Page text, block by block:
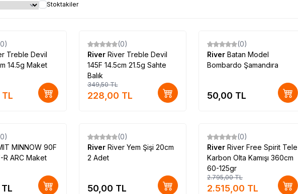
Stoktakiler
Treble Devil
14.5g Maket
TL
%35
(0)
River River Treble Devil
145F 14.5cm 21.5g Sahte
Balık
349,50TL
228,00 TL
(0)
River Batan Model
Bombardo Şamandıra
50,00 TL
MINNOW 90F
R ARC Maket
TL
(0)
River River Yem Şişi 20cm
2 Adet
50,00 TL
%10
(0)
River River Free Spirit Tele
Karbon Olta Kamışı 360cm
60-125gr
2.795,00TL
2.515,00 TL